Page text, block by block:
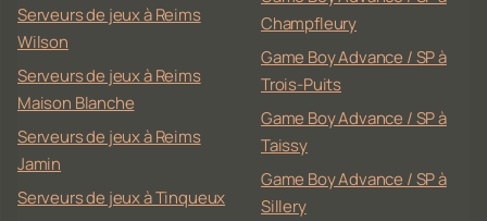
Serveurs de jeux à Reims
Wilson
Serveurs de jeux à Reims
Maison Blanche
Serveurs de jeux à Reims
Jamin
Serveurs de jeux à Tinqueux
Champfleury
Game Boy Advance / SP à
Trois-Puits
Game Boy Advance / SP à
Taissy
Game Boy Advance / SP à
Sillery